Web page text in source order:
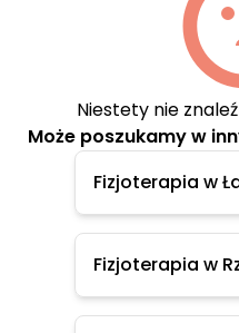
Niestety nie
Może poszukamy w
Fizjoterapia w
Fizjoterapia w